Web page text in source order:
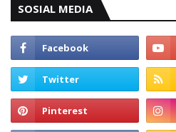
SOSIAL MEDIA